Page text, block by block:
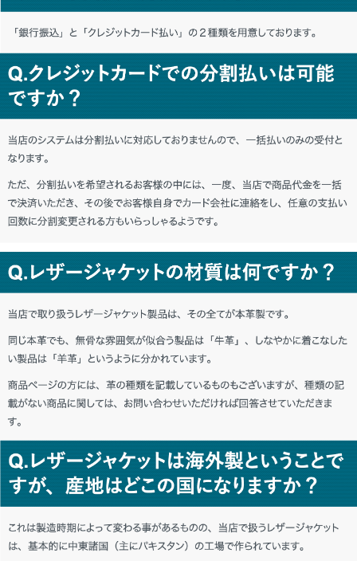
東京都 K・M様「とても良い。またお願い
します。」
愛媛県 Y・D様「ヘビロテします。」